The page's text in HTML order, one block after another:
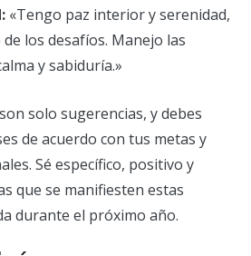
«Tengo paz interior y serenidad,
los desafíos. Manejo las
y sabiduría.»
solo sugerencias, y debes
de acuerdo con tus metas y
Sé específico, positivo y
que se manifiesten estas
durante el próximo año.